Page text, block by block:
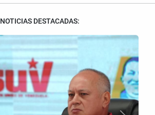
NOTICIAS DESTACADAS: